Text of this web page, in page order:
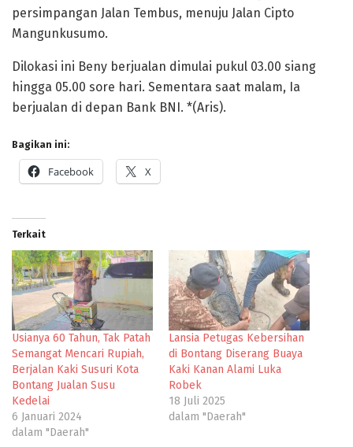
persimpangan Jalan Tembus, menuju Jalan Cipto
Mangunkusumo.
Dilokasi ini Beny berjualan dimulai pukul 03.00 siang
hingga 05.00 sore hari. Sementara saat malam, Ia
berjualan di depan Bank BNI. *(Aris).
Bagikan ini:
Facebook X
Terkait
Usianya 60 Tahun, Tak Patah
Semangat Mencari Rupiah,
Berjalan Kaki Susuri Kota
Bontang Jualan Susu
Kedelai
6 Januari 2024
dalam "Daerah"
Lansia Petugas Kebersihan
di Bontang Diserang Buaya
Kaki Kanan Alami Luka
Robek
18 Juli 2025
dalam "Daerah"